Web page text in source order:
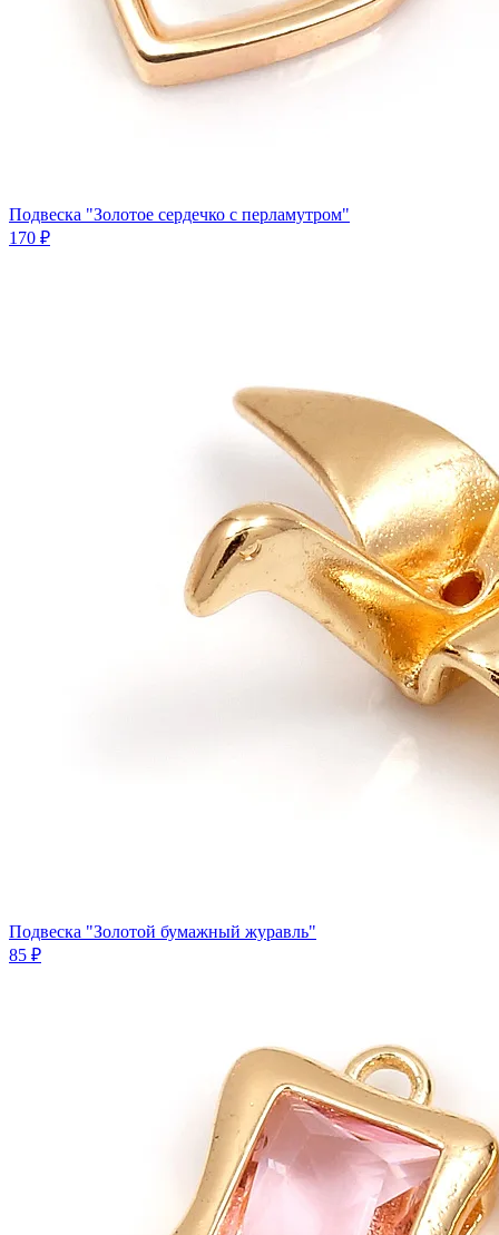
Подвеска "Золотое сердечко с перламутром"
170 ₽
Подвеска "Золотой бумажный журавль"
85 ₽